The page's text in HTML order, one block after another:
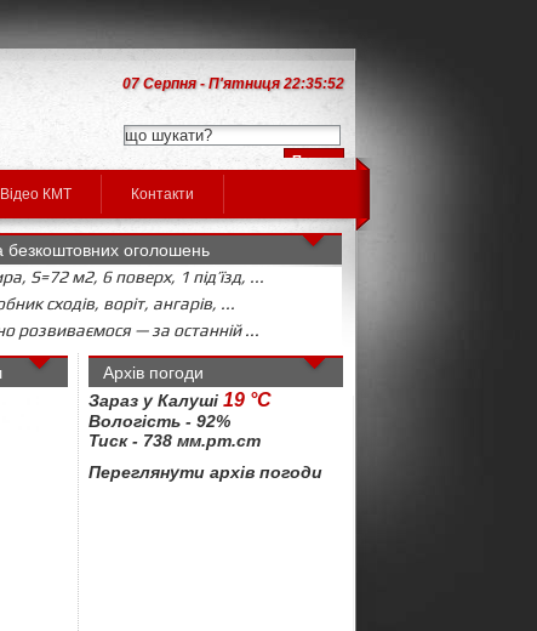
07 Серпня - П'ятниця 22:35:52
Відео КМТ Контакти
безкоштовних оголошень
S=72 м2, 6 поверх, 1 під’їзд, ...
сходів, воріт, ангарів, ...
розвиваємося — за останній ...
Архів погоди
Зараз у Калуші 19 °C
Вологість - 92%
Тиск - 738 мм.рт.ст
Переглянути архів погоди